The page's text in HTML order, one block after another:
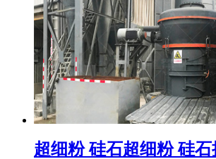
超细粉 硅石超细粉 硅